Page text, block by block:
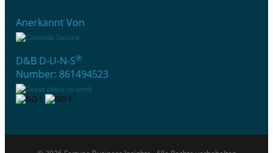
Anerkannt Von
D&B D-U-N-S®
Number: 861494523